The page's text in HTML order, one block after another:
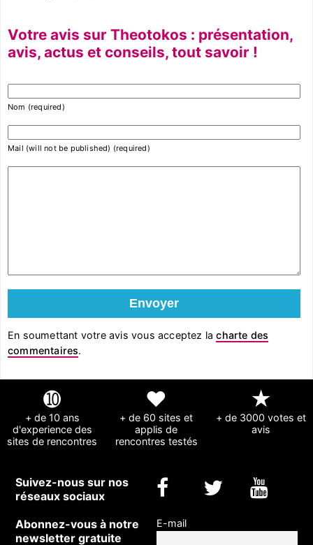
Votre avis sur Theotokos : présentation,
avis, actus et conseils, tout savoir !
Nom (required)
Mail (will not be published) (required)
En soumettant votre avis vous acceptez lacharte des
commentaires.
➓
+ de 10 ans
d'experience des
sites de rencontres
❤
+ de 60 sites et
applis de
rencontres testés
★
+ de 3000 votes et
avis
Suivez-nous sur nos
réseaux sociaux
Abonnez-vous à notre
newsletter gratuite
E-mail